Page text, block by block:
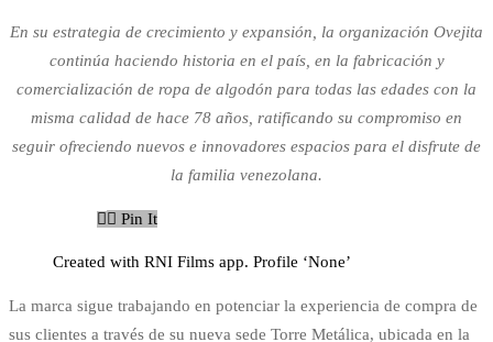
En su estrategia de crecimiento y expansión, la organización Ovejita
continúa haciendo historia en el país, en la fabricación y
comercialización de ropa de algodón para todas las edades con la
misma calidad de hace 78 años, ratificando su compromiso en
seguir ofreciendo nuevos e innovadores espacios para el disfrute de
la familia venezolana.
Pin It
Created with RNI Films app. Profile ‘None’
La marca sigue trabajando en potenciar la experiencia de compra de
sus clientes a través de su nueva sede Torre Metálica, ubicada en la